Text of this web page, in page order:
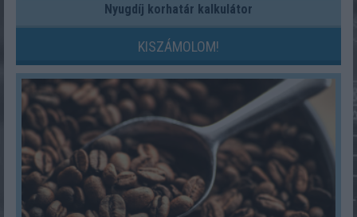
Nyugdíj korhatár kalkulátor
KISZÁMOLOM!